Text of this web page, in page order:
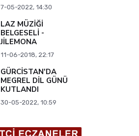
7-05-2022, 14:30
LAZ MÜZİĞİ
BELGESELİ -
JİLEMONA
11-06-2018, 22:17
GÜRCİSTAN'DA
MEGREL DİL GÜNÜ
KUTLANDI
30-05-2022, 10:59